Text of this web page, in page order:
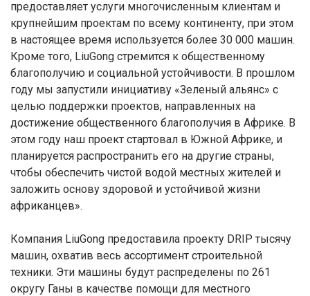
предоставляет услуги многочисленным клиентам и
крупнейшим проектам по всему континенту, при этом
в настоящее время используется более 30 000 машин.
Кроме того, LiuGong стремится к общественному
благополучию и социальной устойчивости. В прошлом
году мы запустили инициативу «Зеленый альянс» с
целью поддержки проектов, направленных на
достижение общественного благополучия в Африке. В
этом году наш проект стартовал в Южной Африке, и
планируется распространить его на другие страны,
чтобы обеспечить чистой водой местных жителей и
заложить основу здоровой и устойчивой жизни
африканцев».
Компания LiuGong предоставила проекту DRIP тысячу
машин, охватив весь ассортимент строительной
техники. Эти машины будут распределены по 261
округу Ганы в качестве помощи для местного